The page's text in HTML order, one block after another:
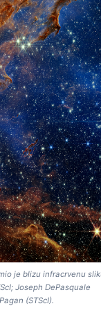
je blizu infracrvenu
Joseph DePasquale
(STScI).